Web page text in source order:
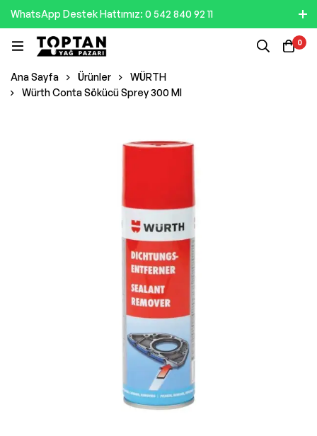
WhatsApp Destek Hattımız: 0 542 840 92 11
0
Ana Sayfa Ürünler
WÜRTH
Würth Conta Sökücü Sprey 300 Ml